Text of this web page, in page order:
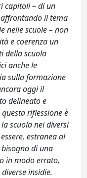
capitoli – di un
il tema
nelle scuole – non
e coerenza un
della scuola
anche le
sulla formazione
oggi il
delineato e
riflessione è
scuola nei diversi
estranea al
di una
in modo errato,
insidie.